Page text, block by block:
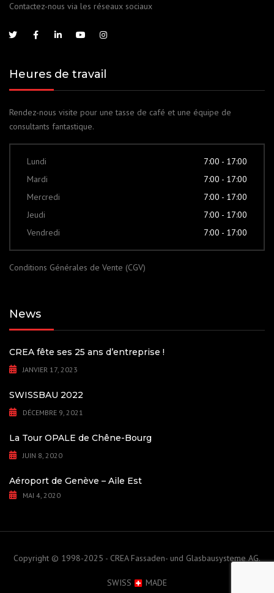
Contactez-nous via les réseaux sociaux
Heures de travail
Rendez-nous visite pour une tasse de café et une équipe de
consultants fantastique.
Lundi
7:00 - 17:00
Mardi
7:00 - 17:00
Mercredi
7:00 - 17:00
Jeudi
7:00 - 17:00
Vendredi
7:00 - 17:00
Conditions Générales de Vente (CGV)
News
CREA fête ses 25 ans d’entreprise !
JANVIER 17, 2023
SWISSBAU 2022
DÉCEMBRE 9, 2021
La Tour OPALE de Chêne-Bourg
JUIN 8, 2020
Aéroport de Genève – Aile Est
MAI 4, 2020
Copyright © 1998-2025 - CREA Fassaden- und Glasbausysteme AG.
SWISS MADE